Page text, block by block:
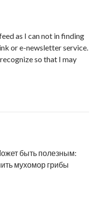
as I can not in finding
or e-newsletter service.
so that I may
быть полезным:
мухомор грибы